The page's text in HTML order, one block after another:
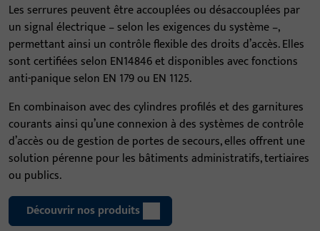
Les serrures peuvent être accouplées ou désaccouplées par
un signal électrique – selon les exigences du système –,
permettant ainsi un contrôle flexible des droits d’accès. Elles
sont certifiées selon EN14846 et disponibles avec fonctions
anti-panique selon EN 179 ou EN 1125.
En combinaison avec des cylindres profilés et des garnitures
courants ainsi qu’une connexion à des systèmes de contrôle
d’accès ou de gestion de portes de secours, elles offrent une
solution pérenne pour les bâtiments administratifs, tertiaires
ou publics.
Découvrir nos produits